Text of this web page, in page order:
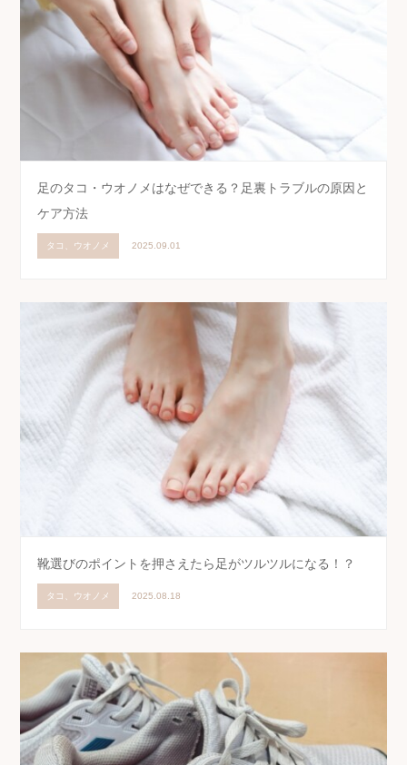
足のタコ・ウオノメはなぜできる？足裏トラブルの原因と
ケア方法
タコ、ウオノメ 2025.09.01
靴選びのポイントを押さえたら足がツルツルになる！？
タコ、ウオノメ 2025.08.18